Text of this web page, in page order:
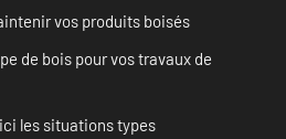
vos produits boisés
de bois pour vos travaux de
les situations types